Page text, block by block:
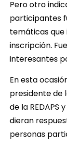
Pero otro
participantes
temáticas que
inscripción.
interesantes
En esta
presidente de
de la REDAPS
dieran
personas